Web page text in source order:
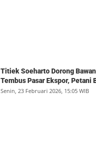
Titiek Soeharto Dorong
Tembus Pasar Ekspor, Petani
Juta per Hektare
Senin, 23 Februari 2026, 15:05 WIB